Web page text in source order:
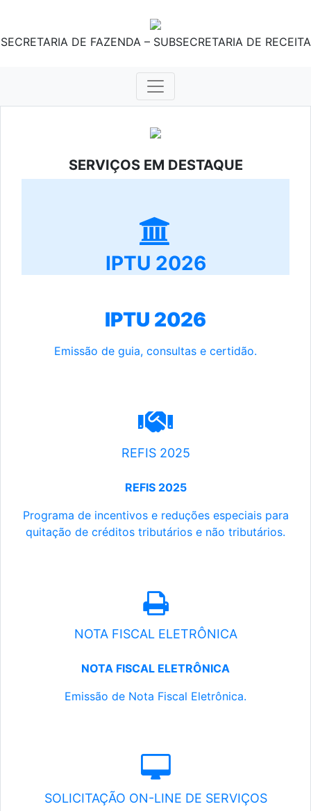
SECRETARIA DE FAZENDA – SUBSECRETARIA DE RECEITA
SERVIÇOS EM DESTAQUE
IPTU 2026
IPTU 2026
Emissão de guia, consultas e certidão.
REFIS 2025
REFIS 2025
Programa de incentivos e reduções especiais para
quitação de créditos tributários e não tributários.
NOTA FISCAL ELETRÔNICA
NOTA FISCAL ELETRÔNICA
Emissão de Nota Fiscal Eletrônica.
SOLICITAÇÃO ON-LINE DE SERVIÇOS